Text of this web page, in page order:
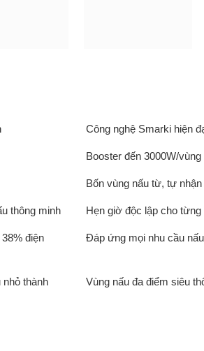
Công nghệ Smarki hiện
Booster đến 3000W/vùng
Bốn vùng nấu từ, tự
thông minh Hẹn giờ độc lập cho từng
điện
Đáp ứng mọi nhu cầu
thành
Vùng nấu đa điểm siêu